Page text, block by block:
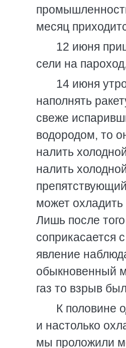
месяц
12 июня
сели на
14 июня
наполнять
свеже
водородом, то
налить
налить
может охладить
Лишь после
соприкасается
явление
обыкновенный
газ то взрыв
К половине
и настолько
мы проложили